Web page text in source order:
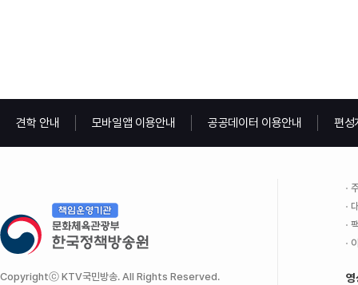
견학 안내 모바일앱 이용안내 공공데이터 이용안내 편성
Copyrightⓒ KTV국민방송. All Rights Reserved. 영